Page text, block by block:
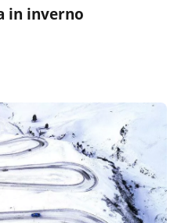
in inverno